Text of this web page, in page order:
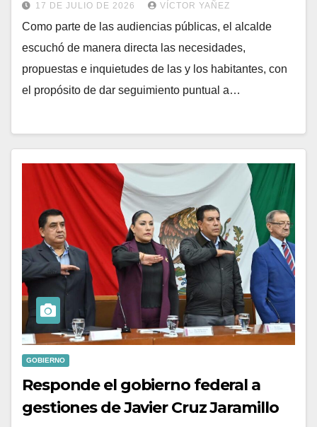
17 DE JULIO DE 2026 VÍCTOR YAÑEZ
Como parte de las audiencias públicas, el alcalde
escuchó de manera directa las necesidades,
propuestas e inquietudes de las y los habitantes, con
el propósito de dar seguimiento puntual a…
GOBIERNO
Responde el gobierno federal a
gestiones de Javier Cruz Jaramillo